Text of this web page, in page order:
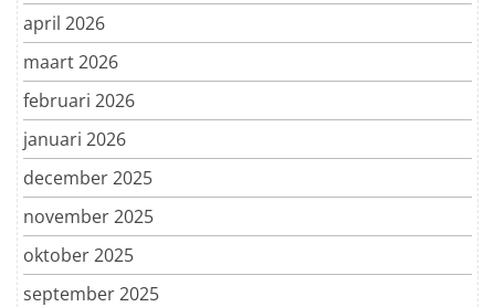
april 2026
maart 2026
februari 2026
januari 2026
december 2025
november 2025
oktober 2025
september 2025